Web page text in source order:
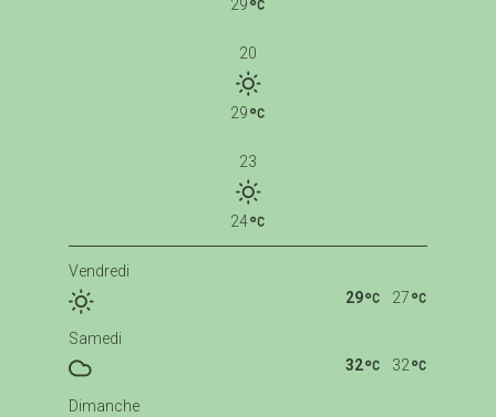
29
20
29
23
24
Vendredi
27
29
Samedi
32
32
Dimanche